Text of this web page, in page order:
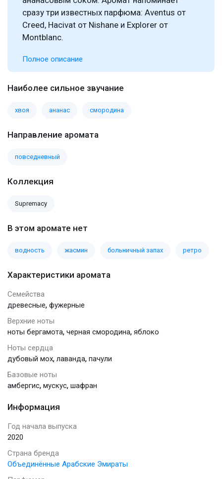
сразу три известных парфюма: Aventus от
Creed, Hacivat от Nishane и Explorer от
Montblanc.
Полное описание
Наиболее сильное звучание
хвоя ананас смородина
Направление аромата
повседневный
Коллекция
Supremacy
В этом аромате нет
водность жасмин больничный запах ретро
Характеристики аромата
Семейства
древесные, фужерные
Верхние ноты
ноты бергамота, черная смородина, яблоко
Ноты сердца
дубовый мох, лаванда, пачули
Базовые ноты
амбергис, мускус, шафран
Информация
Год начала выпуска
2020
Страна бренда
Объединённые Арабские Эмираты